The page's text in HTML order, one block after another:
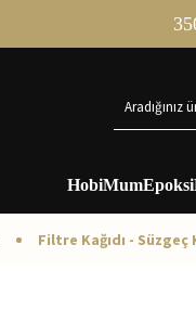
HobiMumEpoksi
Filtre Kağıdı - Süzgeç